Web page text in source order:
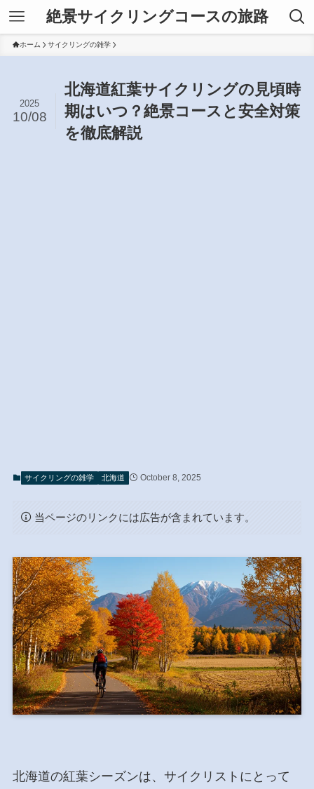
絶景サイクリングコースの旅路
ホーム サイクリングの雑学
北海道紅葉サイクリングの見頃時
期はいつ？絶景コースと安全対策
を徹底解説
2025
10/08
サイクリングの雑学 北海道 October 8, 2025
当ページのリンクには広告が含まれています。
北海道の紅葉シーズンは、サイクリストにとって